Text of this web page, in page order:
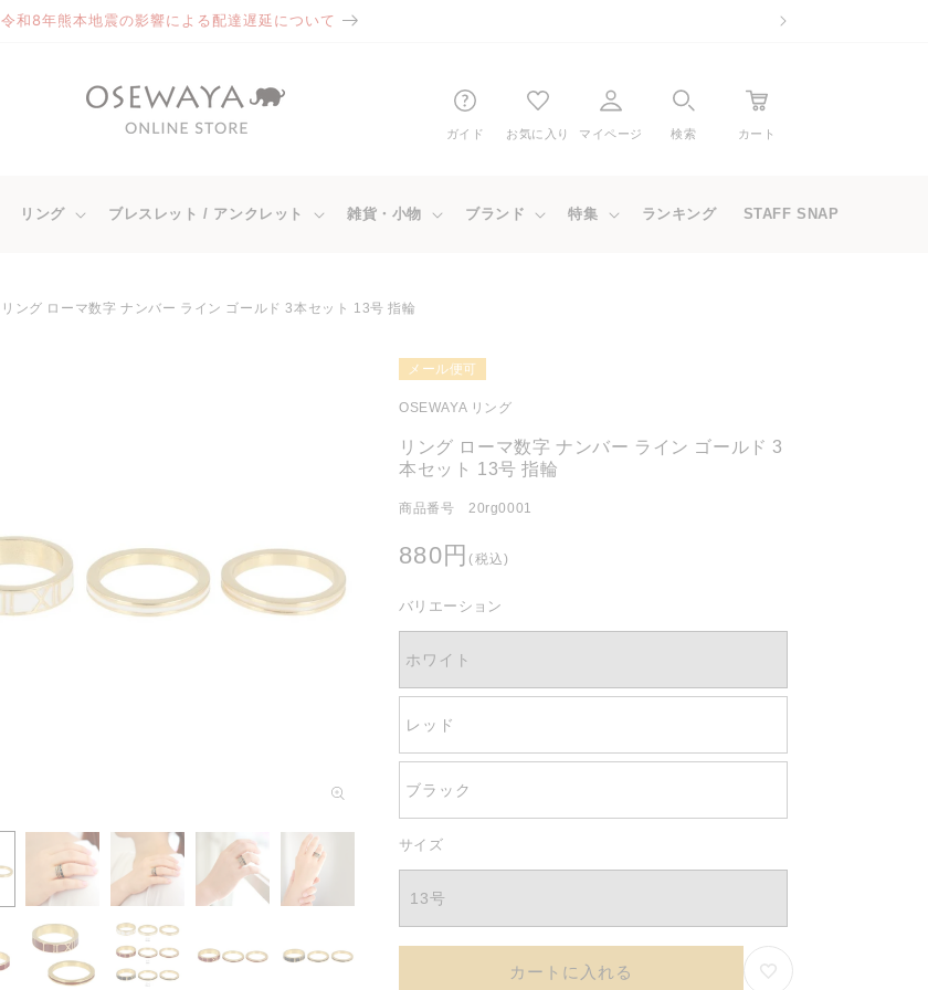
令和8年熊本地震の影響による配達遅延について
ガイド お気に入り マイページ 検索 カート
リング ブレスレット / アンクレット 雑貨・小物 ブランド 特集 ランキング STAFF SNAP
リング ローマ数字 ナンバー ライン ゴールド 3本セット 13号 指輪
メール便可
OSEWAYA リング
リング ローマ数字 ナンバー ライン ゴールド 3
本セット 13号 指輪
商品番号 20rg0001
通
価
880円 (税込)
バリエーション
ホワイト
レッド
ブラック
サイズ
13号
カートに入れる